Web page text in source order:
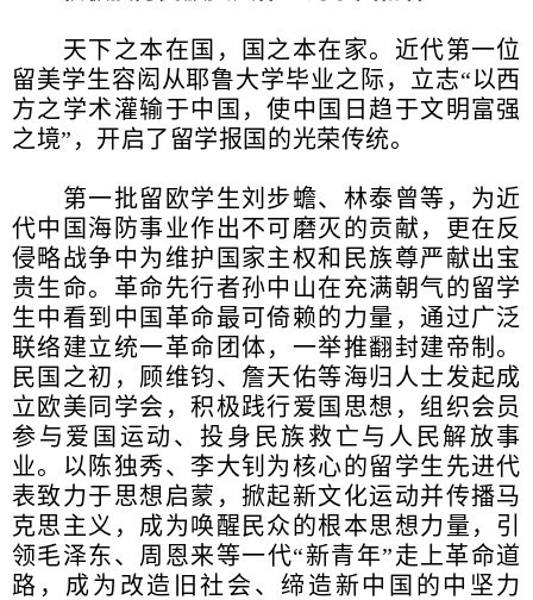
天下之本在国，国之本在家。近代第一位
留美学生容闳从耶鲁大学毕业之际，立志“以西
方之学术灌输于中国，使中国日趋于文明富强
之境”，开启了留学报国的光荣传统。
第一批留欧学生刘步蟾、林泰曾等，为近
代中国海防事业作出不可磨灭的贡献，更在反
侵略战争中为维护国家主权和民族尊严献出宝
贵生命。革命先行者孙中山在充满朝气的留学
生中看到中国革命最可倚赖的力量，通过广泛
联络建立统一革命团体，一举推翻封建帝制。
民国之初，顾维钧、詹天佑等海归人士发起成
立欧美同学会，积极践行爱国思想，组织会员
参与爱国运动、投身民族救亡与人民解放事
业。以陈独秀、李大钊为核心的留学生先进代
表致力于思想启蒙，掀起新文化运动并传播马
克思主义，成为唤醒民众的根本思想力量，引
领毛泽东、周恩来等一代“新青年”走上革命道
路，成为改造旧社会、缔造新中国的中坚力